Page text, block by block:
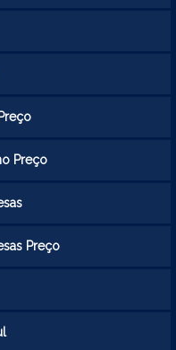
Preço
Preço